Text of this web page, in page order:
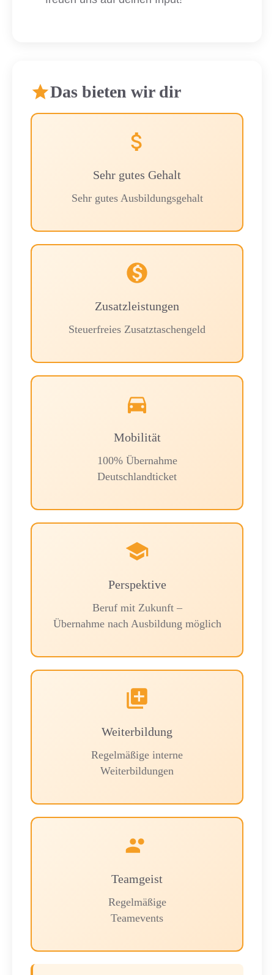
Das bieten wir dir
Sehr gutes Gehalt
Sehr gutes Ausbildungsgehalt
Zusatzleistungen
Steuerfreies Zusatztaschengeld
Mobilität
100% Übernahme
Deutschlandticket
Perspektive
Beruf mit Zukunft –
Übernahme nach Ausbildung möglich
Weiterbildung
Regelmäßige interne
Weiterbildungen
Teamgeist
Regelmäßige
Teamevents